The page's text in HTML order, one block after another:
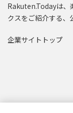
Rakuten.Todayは、
クスをご紹介する、
企業サイトトップ